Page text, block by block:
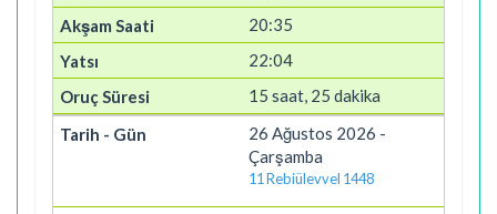
20:35
22:04
15 saat, 25 dakika
26 Ağustos 2026 -
Çarşamba
11 Rebiülevvel 1448